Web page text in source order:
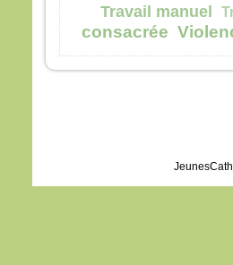
Travail manuel
consacrée